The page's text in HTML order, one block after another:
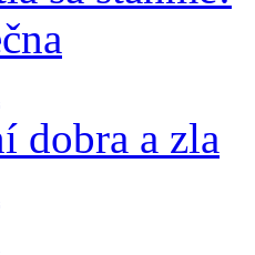
dobra a zla